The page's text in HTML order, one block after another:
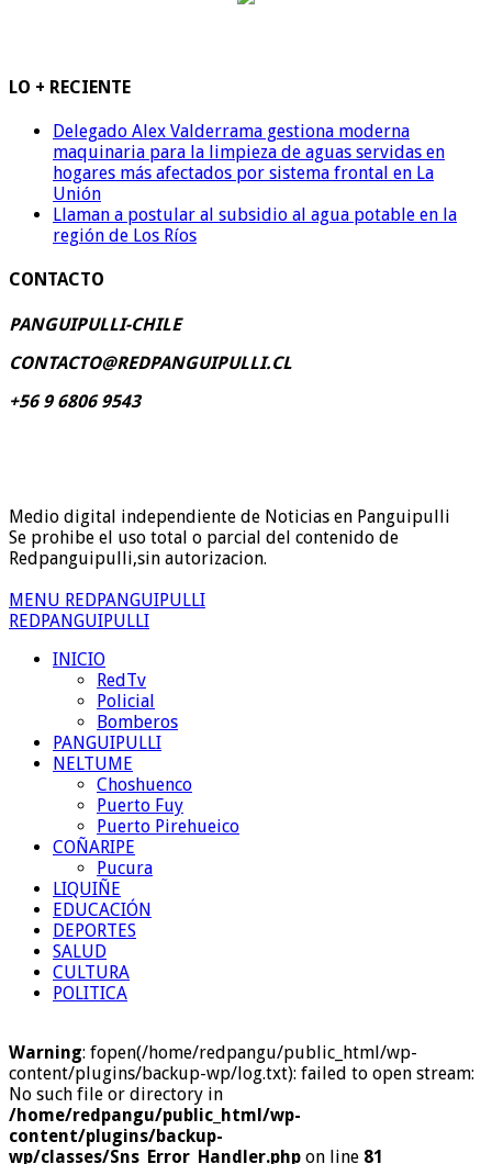
LO + RECIENTE
Delegado Alex Valderrama gestiona moderna
maquinaria para la limpieza de aguas servidas en
hogares más afectados por sistema frontal en La
Unión
Llaman a postular al subsidio al agua potable en la
región de Los Ríos
CONTACTO
PANGUIPULLI-CHILE
CONTACTO@REDPANGUIPULLI.CL
+56 9 6806 9543
Medio digital independiente de Noticias en Panguipulli
Se prohibe el uso total o parcial del contenido de
Redpanguipulli,sin autorizacion.
MENU REDPANGUIPULLI
REDPANGUIPULLI
INICIO
RedTv
Policial
Bomberos
PANGUIPULLI
NELTUME
Choshuenco
Puerto Fuy
Puerto Pirehueico
COÑARIPE
Pucura
LIQUIÑE
EDUCACIÓN
DEPORTES
SALUD
CULTURA
POLITICA
Warning: fopen(/home/redpangu/public_html/wp-
content/plugins/backup-wp/log.txt): failed to open stream:
No such file or directory in
/home/redpangu/public_html/wp-
content/plugins/backup-
wp/classes/Sns_Error_Handler.php on line 81